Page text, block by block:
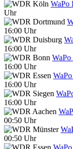
WaPo
Uhr
16:00 Uhr
16:00 Uhr
WaPo
16:00 Uhr
16:00 Uhr
16:00 Uhr
00:50 Uhr
00:50 Uhr